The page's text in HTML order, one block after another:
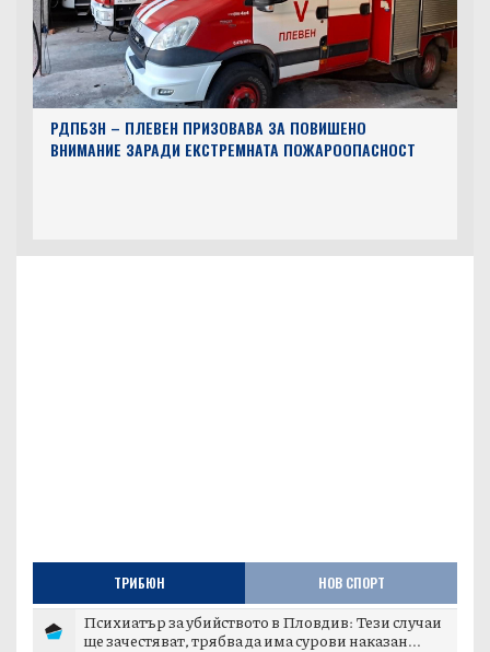
РДПБЗН – ПЛЕВЕН ПРИЗОВАВА ЗА ПОВИШЕНО
ВНИМАНИЕ ЗАРАДИ ЕКСТРЕМНАТА ПОЖАРООПАСНОСТ
ТРИБЮН НОВ СПОРТ
Психиатър за убийството в Пловдив: Тези случаи
ще зачестяват, трябва да има сурови наказан...